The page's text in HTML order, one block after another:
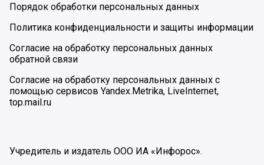
Порядок обработки персональных данных
Политика конфиденциальности и защиты информации
Согласие на обработку персональных данных
обратной связи
Согласие на обработку персональных данных с
помощью сервисов Yandex.Metrika, LiveInternet,
top.mail.ru
Учредитель и издатель ООО ИА «Инфорос».